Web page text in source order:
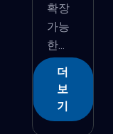
확장
가능
한...
더
보
기